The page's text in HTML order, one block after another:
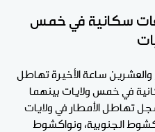
سكانية في خمس
والعشرين ساعة الأخيرة تهاطل
في خمس ولايات بينهما
تهاطل الأمطار في ولايات
الجنوبية، ونواكشوط